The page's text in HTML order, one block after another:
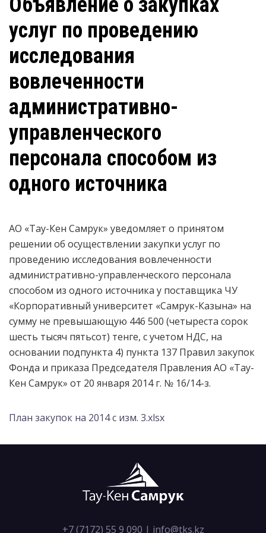
услуг по проведению
исследования
вовлеченности
административно-
управленческого
персонала способом из
одного источника
АО «Тау-Кен Самрук» уведомляет о принятом
решении об осуществлении закупки услуг по
проведению исследования вовлеченности
административно-управленческого персонала
способом из одного источника у поставщика ЧУ
«Корпоративный университет «Самрук-Казына» на
сумму не превышающую 446 500 (четыреста сорок
шесть тысяч пятьсот) тенге, с учетом НДС, на
основании подпункта 4) пункта 137 Правил закупок
Фонда и приказа Председателя Правления АО «Тау-
Кен Самрук» от 20 января 2014 г. № 16/14-з.
План закупок на 2014 с изм. 3.xlsx
+7 (7172) 55 9 090 | info@tks.kz